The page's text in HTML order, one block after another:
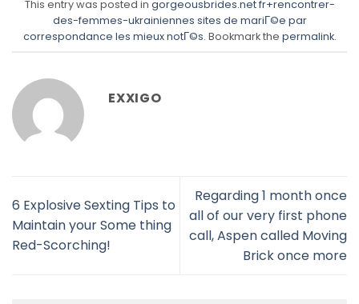
This entry was posted in gorgeousbrides.net fr+rencontrer-
des-femmes-ukrainiennes sites de mariГ©e par
correspondance les mieux notГ©s. Bookmark the permalink.
EXXIGO
6 Explosive Sexting Tips to
Maintain your Some thing
Red-Scorching!
Regarding 1 month once
all of our very first phone
call, Aspen called Moving
Brick once more